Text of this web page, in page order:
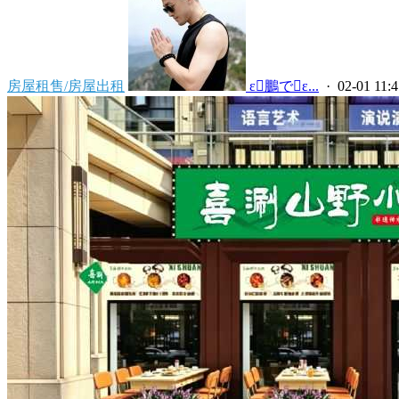
房屋租售/房屋出租  ε鵬でε... · 02-01